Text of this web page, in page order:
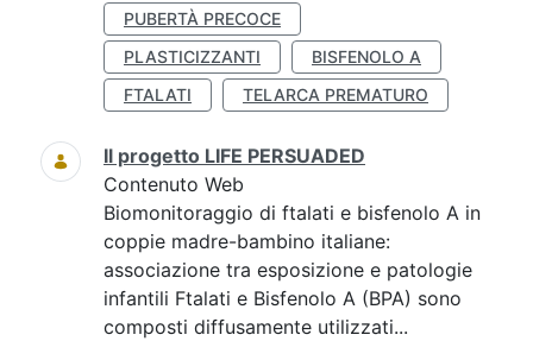
PUBERTÀ PRECOCE
PLASTICIZZANTI
BISFENOLO A
FTALATI
TELARCA PREMATURO
Il progetto LIFE PERSUADED
Contenuto Web
Biomonitoraggio di ftalati e bisfenolo A in
coppie madre-bambino italiane:
associazione tra esposizione e patologie
infantili Ftalati e Bisfenolo A (BPA) sono
composti diffusamente utilizzati...